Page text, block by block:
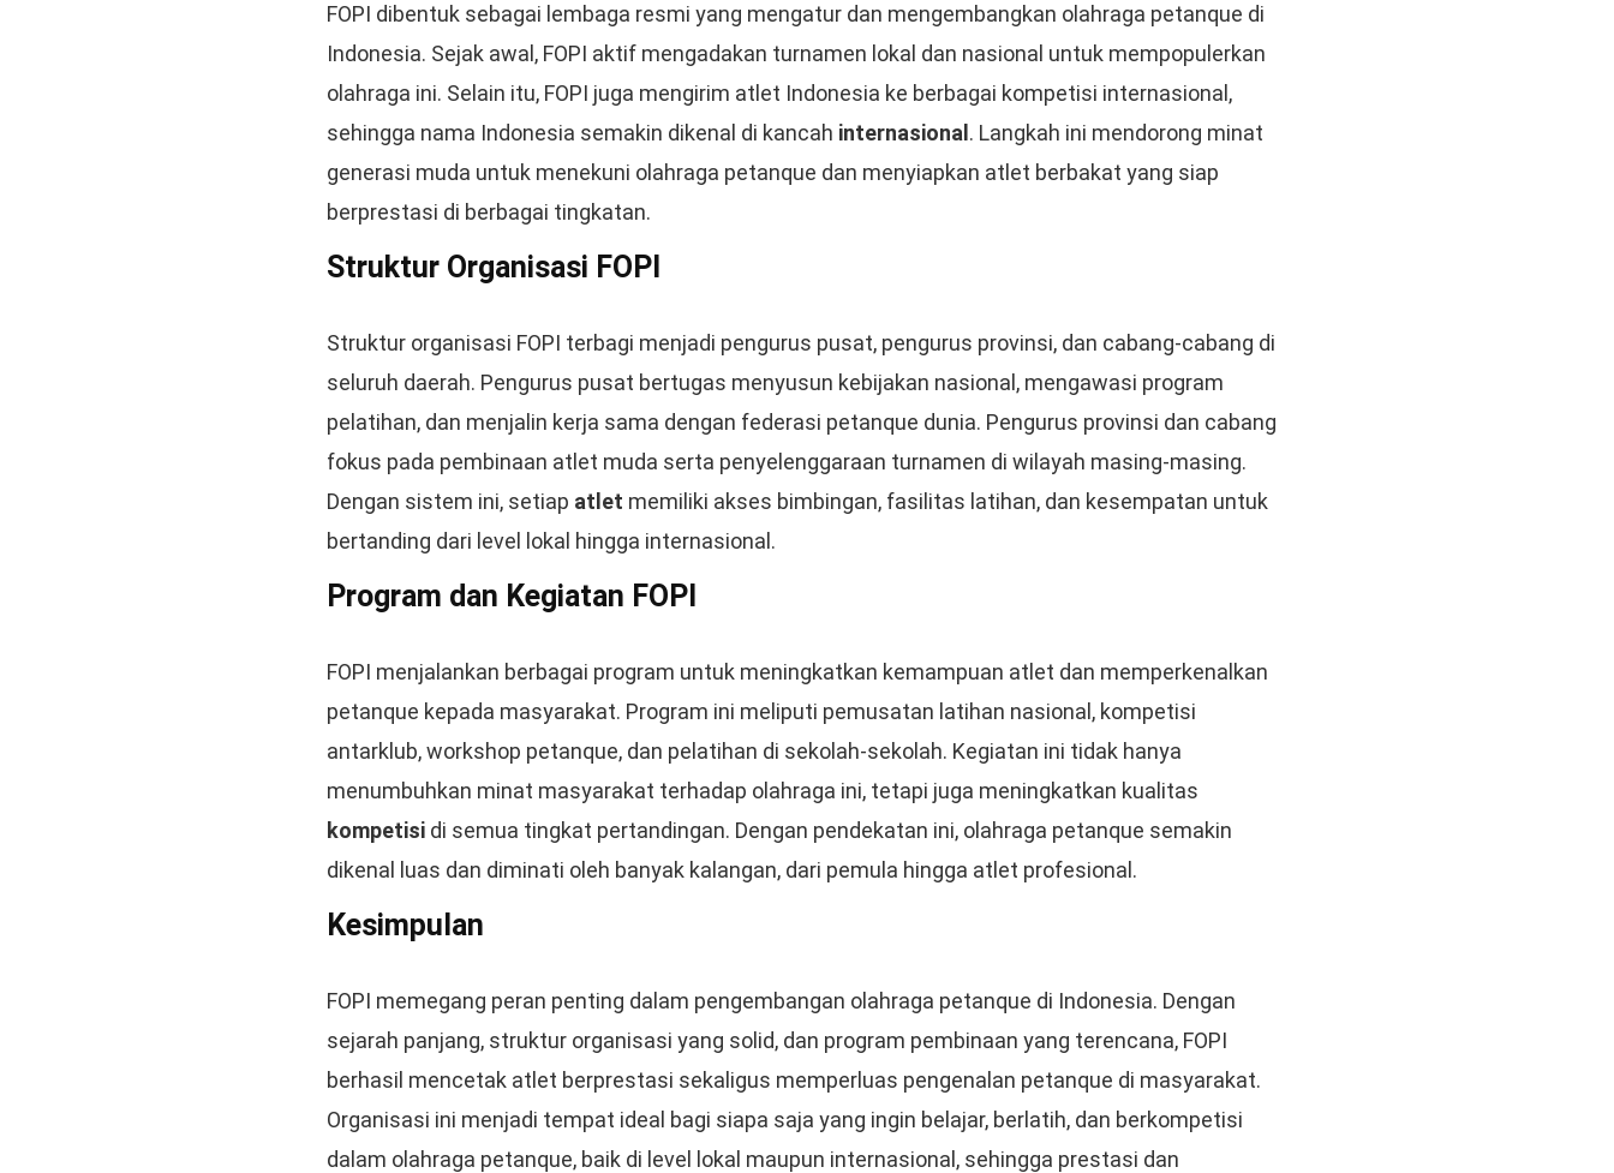
FOPI dibentuk sebagai lembaga resmi yang mengatur dan mengembangkan olahraga petanque di
Indonesia. Sejak awal, FOPI aktif mengadakan turnamen lokal dan nasional untuk mempopulerkan
olahraga ini. Selain itu, FOPI juga mengirim atlet Indonesia ke berbagai kompetisi internasional,
sehingga nama Indonesia semakin dikenal di kancah internasional . Langkah ini mendorong minat
generasi muda untuk menekuni olahraga petanque dan menyiapkan atlet berbakat yang siap
berprestasi di berbagai tingkatan.
Struktur Organisasi FOPI
Struktur organisasi FOPI terbagi menjadi pengurus pusat, pengurus provinsi, dan cabang-cabang di
seluruh daerah. Pengurus pusat bertugas menyusun kebijakan nasional, mengawasi program
pelatihan, dan menjalin kerja sama dengan federasi petanque dunia. Pengurus provinsi dan cabang
fokus pada pembinaan atlet muda serta penyelenggaraan turnamen di wilayah masing-masing.
Dengan sistem ini, setiap atlet memiliki akses bimbingan, fasilitas latihan, dan kesempatan untuk
bertanding dari level lokal hingga internasional.
Program dan Kegiatan FOPI
FOPI menjalankan berbagai program untuk meningkatkan kemampuan atlet dan memperkenalkan
petanque kepada masyarakat. Program ini meliputi pemusatan latihan nasional, kompetisi
antarklub, workshop petanque, dan pelatihan di sekolah-sekolah. Kegiatan ini tidak hanya
menumbuhkan minat masyarakat terhadap olahraga ini, tetapi juga meningkatkan kualitas
kompetisi di semua tingkat pertandingan. Dengan pendekatan ini, olahraga petanque semakin
dikenal luas dan diminati oleh banyak kalangan, dari pemula hingga atlet profesional.
Kesimpulan
FOPI memegang peran penting dalam pengembangan olahraga petanque di Indonesia. Dengan
sejarah panjang, struktur organisasi yang solid, dan program pembinaan yang terencana, FOPI
berhasil mencetak atlet berprestasi sekaligus memperluas pengenalan petanque di masyarakat.
Organisasi ini menjadi tempat ideal bagi siapa saja yang ingin belajar, berlatih, dan berkompetisi
dalam olahraga petanque, baik di level lokal maupun internasional, sehingga prestasi dan